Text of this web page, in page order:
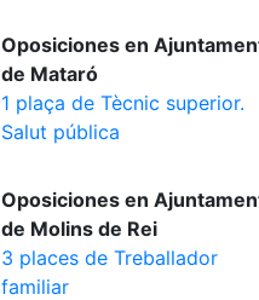
Oposiciones en
de Mataró
1 plaça de Tècnic superior.
Salut pública
Oposiciones en
de Molins de Rei
3 places de Treballador
familiar